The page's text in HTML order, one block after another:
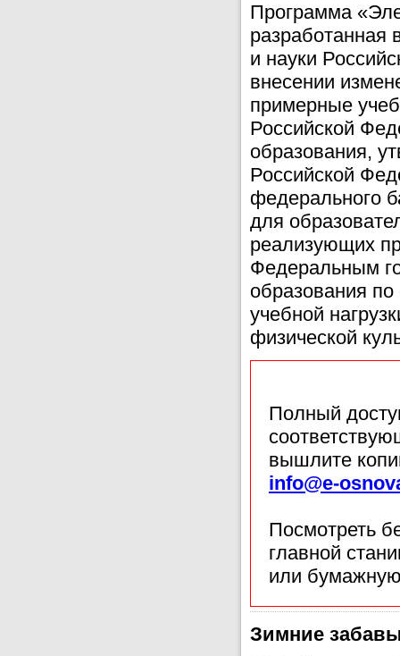
Программа
разработанная
и науки
внесении
примерные
Российской
образования,
Российской
федерального
для
реализующих
Федеральным
образования
учебной
физической
Полный
вышлите
info@e-
Посмотреть
главной
или
Зимние